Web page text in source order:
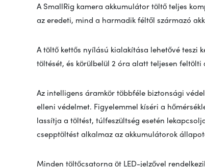
A SmallRig kamera akkumulátor töltő teljes
az eredeti, mind a harmadik féltől származó
A töltő kettős nyílású kialakítása lehetővé
töltését, és körülbelül 2 óra alatt teljesen
Az intelligens áramkör többféle biztonsági
elleni védelmet. Figyelemmel kíséri a
lassítja a töltést, túlfeszültség esetén
csepptöltést alkalmaz az akkumulátorok
Minden töltőcsatorna öt LED-jelzővel